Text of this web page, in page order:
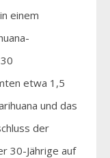
einem
etwa 1,5
und das
der
30-Jährige auf